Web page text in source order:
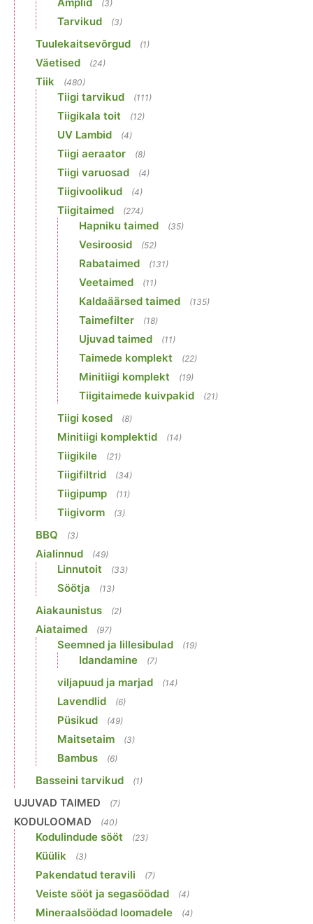
(3)
Tarvikud (3)
Tuulekaitsevõrgud (1)
Väetised (24)
Tiik (480)
Tiigi tarvikud (111)
Tiigikala toit (12)
UV Lambid (4)
Tiigi aeraator (8)
Tiigi varuosad (4)
Tiigivoolikud (4)
Tiigitaimed (274)
Hapniku taimed (35)
Vesiroosid (52)
Rabataimed (131)
Veetaimed (11)
Kaldaäärsed taimed (135)
Taimefilter (18)
Ujuvad taimed (11)
Taimede komplekt (22)
Minitiigi komplekt (19)
Tiigitaimede kuivpakid (21)
Tiigi kosed (8)
Minitiigi komplektid (14)
Tiigikile (21)
Tiigifiltrid (34)
Tiigipump (11)
Tiigivorm (3)
BBQ (3)
Aialinnud (49)
Linnutoit (33)
Söötja (13)
Aiakaunistus (2)
Aiataimed (97)
Seemned ja lillesibulad (19)
Idandamine (7)
viljapuud ja marjad (14)
Lavendlid (6)
Püsikud (49)
Maitsetaim (3)
Bambus (6)
Basseini tarvikud (1)
UJUVAD TAIMED (7)
KODULOOMAD (40)
Kodulindude sööt (23)
Küülik (3)
Pakendatud teravili (7)
Veiste sööt ja segasöödad (4)
Mineraalsöödad loomadele (4)